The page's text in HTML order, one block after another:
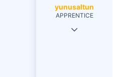
yunusaltun
APPRENTICE
31 Tem 2018